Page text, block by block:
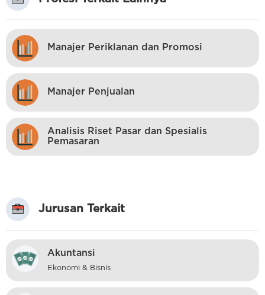
Manajer Periklanan dan Promosi
Manajer Penjualan
Analisis Riset Pasar dan Spesialis
Pemasaran
Jurusan Terkait
Akuntansi
Ekonomi & Bisnis